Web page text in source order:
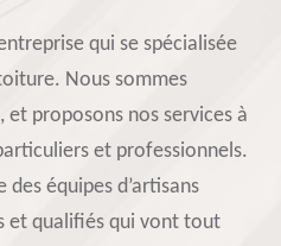
qui se spécialisée
Nous sommes
et proposons nos services à
et professionnels.
équipes d’artisans
et qualifiés qui vont tout